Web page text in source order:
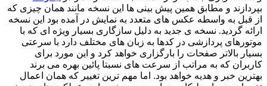
بپردازند و مطابق همین پیش بینی ها این نسخه مانند همان چیزی که
از قبل به واسطه عکس های متعدد به نمایش در آمده بود این نسخه
ارائه گردید. نسخه ی جدید به دلیل سازگاری بسیار ویژه ای که با
موتورهای پردازشی در کدها به زبان های مختلف دارد با سرعتی
بسیار بالاتر صفحات را بارگزاری خواهد کرد و این مورد برای
کاربران که به مراتب از سرعت های نسبتا پائین بهره می برند
بهترین خبر و هدیه خواهد بود. اما مهم ترین تغییر که همان اعمال